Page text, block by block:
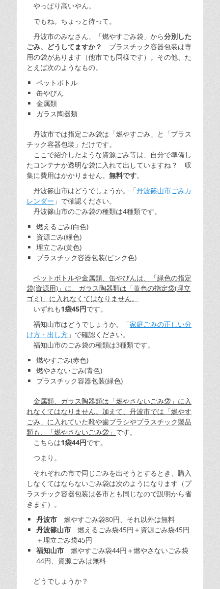
やっぱり高いやん。
でもね。ちょっと待って。
丹波市のみなさん、「燃やすごみ袋」から分別した
ごみ、どうしてますか？
プラスチック容器包装は専
用の袋があります（他市でも同様です）。その他、た
とえば次のようなもの。
ペットボトル
缶やびん
金属類
ガラス陶器類
丹波市では指定ごみ袋は「燃やすごみ」と「プラス
チック容器包装」だけです。
ここで紹介したような資源ごみ等は、自分で準備し
たコンテナか透明な袋に入れて出していますね？ 収
集に費用はかかりません。 無料です。
丹波篠山市はどうでしょうか。「丹波篠山市ごみカ
レンダー 」で確認ください。
丹波篠山市のごみ袋の種類は4種類です。
燃えるごみ(白色)
資源ごみ(緑色)
埋立ごみ(黄色)
プラスチック容器包装(ピンク色)
ペットボトルや金属類、缶やびんは、「緑色の指定
袋(資源用)」に、ガラス陶器類は「黄色の指定袋(埋立
ゴミ)」に入れなくてはなりません。
いずれも1袋45円です。
福知山市はどうでしょうか。「家庭ごみの正しい分
け方・出し方 」で確認ください。
福知山市のごみ袋の種類は3種類です。
燃やすごみ(赤色)
燃やさないごみ(青色)
プラスチック容器包装(緑色)
金属類、ガラス陶器類は「燃やさないごみ袋」に入
れなくてはなりません。加えて、丹波市では「燃やす
ごみ」に入れていた靴や歯ブラシやプラスチック製品
類も、「燃やさないごみ袋」 です。
こちらは1袋44円です。
つまり。
それぞれの市で同じごみを出そうとするとき、購入
しなくてはならないごみ袋は次のようになります（プ
ラスチック容器包装は各市とも同じなので説明から省
きます）。
丹波市 燃やすごみ袋80円、それ以外は無料
丹波篠山市 燃えるごみ袋45円＋資源ごみ袋45円
＋埋立ごみ袋45円
福知山市 燃やすごみ袋44円＋燃やさないごみ袋
44円、資源ごみは無料
どうでしょうか？